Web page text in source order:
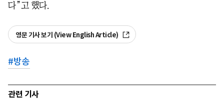
다”고 했다.
영문 기사 보기 (View English Article)
#방송
관련 기사